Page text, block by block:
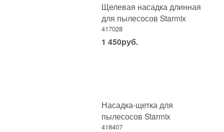
Щелевая насадка длинная
для пылесосов Starmix
417028
1 450руб.
Насадка-щетка для
пылесосов Starmix
418407